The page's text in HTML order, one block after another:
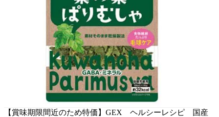
【賞味期限間近のため特価】GEX ヘルシーレシピ 国産